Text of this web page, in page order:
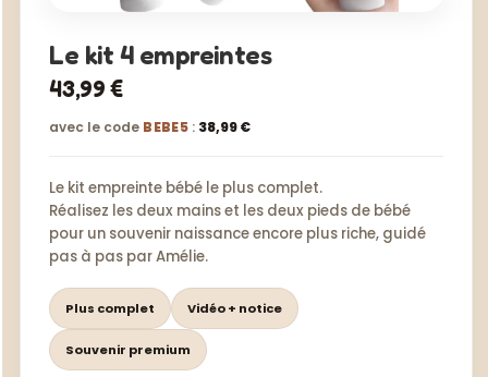
Le kit 4 empreintes
43,99 €
avec le code BEBE5 : 38,99 €
Le kit empreinte bébé le plus complet.
Réalisez les deux mains et les deux pieds de bébé
pour un souvenir naissance encore plus riche, guidé
pas à pas par Amélie.
Plus complet Vidéo + notice
Souvenir premium